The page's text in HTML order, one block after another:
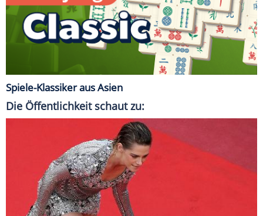
Spiele-Klassiker aus Asien
Die Öffentlichkeit schaut zu: